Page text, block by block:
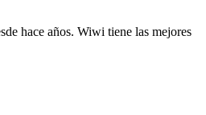
hace años. Wiwi tiene las mejores